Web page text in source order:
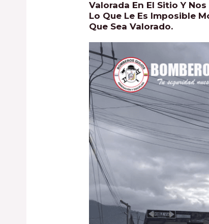
Valorada En El Sitio Y
Lo Que Le Es Imposible
Que Sea Valorado.